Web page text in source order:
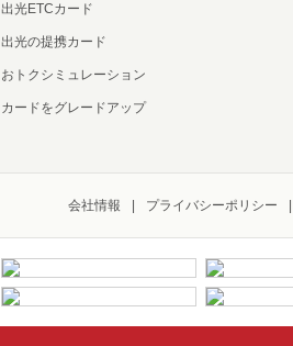
出光ETCカード
出光の提携カード
おトクシミュレーション
カードをグレードアップ
会社情報 プライバシーポリシー